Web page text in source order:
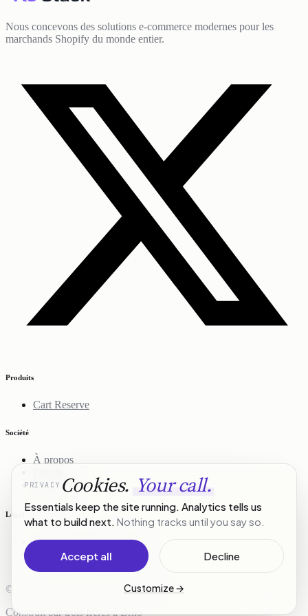
Nous concevons des solutions e-commerce modernes pour les
marchands Shopify du monde entier.
Produits
Cart Reserve
Société
À propos
Contact
Légal
Politique de confidentialité
Conditions d'utilisation
© 2026 R3Stack. Tous droits réservés.
Construit par trois frères à Brno
PRIVACY Cookies. Your call.
Essentials keep the site running. Analytics tells us
what to build next. Nothing tracks until you say so.
Accept all Decline
Customize→